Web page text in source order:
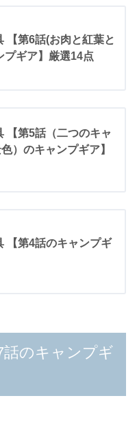
【第6話(お肉と紅葉と
プギア】厳選14点
【第5話（二つのキャ
）のキャンプギア】
【第4話のキャンプギ
のキャンプギ